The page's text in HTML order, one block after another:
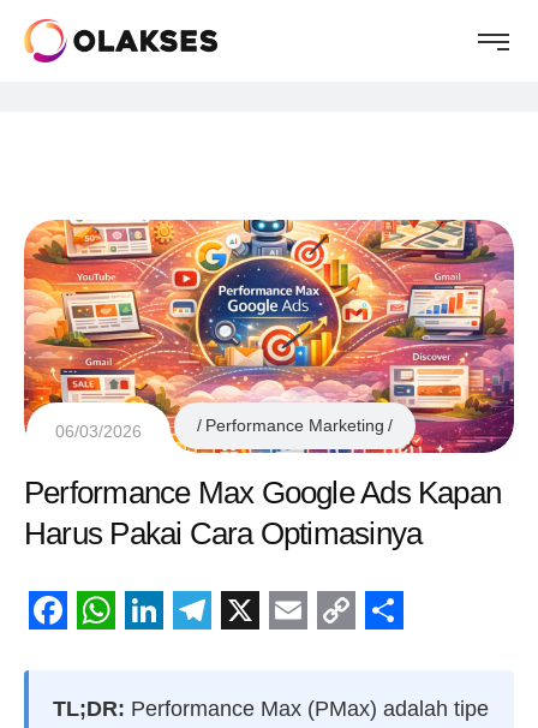
06/03/2026 Performance Marketing
Performance Max Google Ads Kapan
Harus Pakai Cara Optimasinya
TL;DR: Performance Max (PMax) adalah tipe